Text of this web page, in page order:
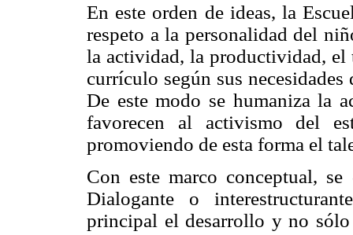
En este orden de ideas, la
respeto a la personalidad del
la actividad, la productividad, el
currículo según sus
De este modo se humaniza la
favorecen al activismo del
promoviendo de esta forma el
Con este marco conceptual,
Dialogante o
principal el desarrollo y no